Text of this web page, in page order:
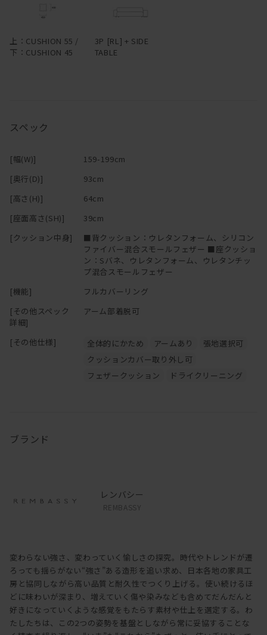
上：CUSHION 55 /
下：CUSHION 45
3P [RL] + SIDE
TABLE
スペック
[幅(W)]
159-199cm
[奥行(D)]
93cm
[高さ(H)]
64cm
[座面高さ(SH)]
39cm
[クッション中身]
■背クッション：ウレタンフォーム、シリコン
ファイバー混合スモールフェザー ■座クッショ
ン：Sバネ、ウレタンフォーム、ウレタンチッ
プ混合スモールフェザー
[機能]
フルカバーリング
[その他スペック
詳細]
アーム部着脱可
[その他仕様] 全体的にかため アームあり
張地選択可
クッションカバー取り外し可
フェザークッション
ドライクリーニング
ブランド
レンバシー
REMBASSY
変わらない強さ、変わっていく愉しさの探究。時代やトレンドが遷
ろっても揺らがない“強さ”ある造形を追い求め、日本各地の家具工
房と協同しながら高い品質と耐久性でつくり上げる。使い続けるほ
どに味わいが深まり、増えていく傷や染みなども含めてだんだんと
好きになっていくような感覚をもたらす素材や仕上を選定する。わ
たしたちは、この2つの姿勢を基盤としながら常に妥協することな